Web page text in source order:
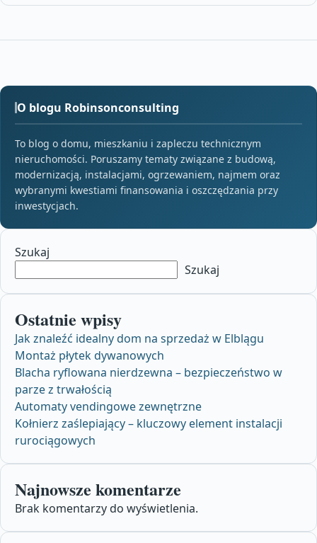
O blogu Robinsonconsulting
To blog o domu, mieszkaniu i zapleczu technicznym
nieruchomości. Poruszamy tematy związane z budową,
modernizacją, instalacjami, ogrzewaniem, najmem oraz
wybranymi kwestiami finansowania i oszczędzania przy
inwestycjach.
Szukaj
Szukaj
Ostatnie wpisy
Jak znaleźć idealny dom na sprzedaż w Elblągu
Montaż płytek dywanowych
Blacha ryflowana nierdzewna – bezpieczeństwo w
parze z trwałością
Automaty vendingowe zewnętrzne
Kołnierz zaślepiający – kluczowy element instalacji
rurociągowych
Najnowsze komentarze
Brak komentarzy do wyświetlenia.